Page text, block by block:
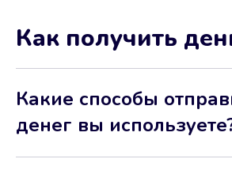
Как получить
Какие способы
денег вы